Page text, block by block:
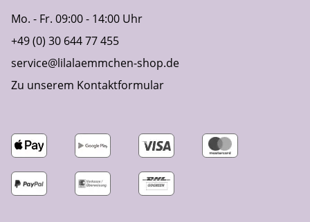
Mo. - Fr. 09:00 - 14:00 Uhr
+49 (0) 30 644 77 455
service@lilalaemmchen-shop.de
Zu unserem Kontaktformular